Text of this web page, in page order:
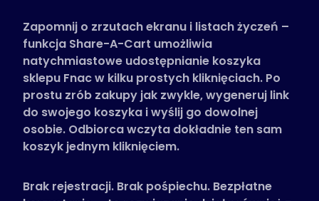
Obsługiwane sklepy
Często zadawane pytania
Poradniki
Polski (Polish)
Zapomnij o zrzutach ekranu i listach życzeń –
funkcja Share-A-Cart umożliwia
natychmiastowe udostępnianie koszyka
sklepu Fnac w kilku prostych kliknięciach. Po
prostu zrób zakupy jak zwykle, wygeneruj link
do swojego koszyka i wyślij go dowolnej
osobie. Odbiorca wczyta dokładnie ten sam
koszyk jednym kliknięciem.
Brak rejestracji. Brak pośpiechu. Bezpłatne